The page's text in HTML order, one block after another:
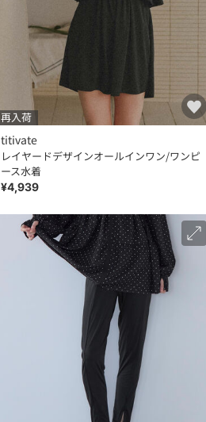
再入荷
titivate
レイヤードデザインオールインワン/ワンピ
ース水着
¥4,939